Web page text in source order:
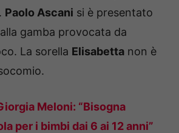
Paolo Ascani si è presentato
gamba provocata da
La sorella Elisabetta non è
Meloni: “Bisogna
per i bimbi dai 6 ai 12 anni”